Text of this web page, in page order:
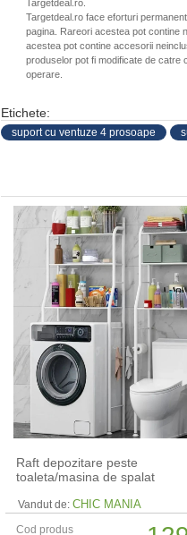
Targetdeal.ro.
Targetdeal.ro face eforturi
pagina. Rareori acestea pot contine
acestea pot contine accesorii
produselor pot fi modificate de catre
operare.
Etichete:
suport cu ventuze 4 prosoape
Raft depozitare peste
toaleta/masina de spalat
Vandut de: CHIC MANIA
Cod produs